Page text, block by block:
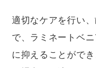
適切なケアを行い
で、ラミネートベ
に抑えることがで